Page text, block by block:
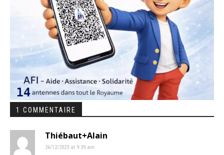
1 COMMENTAIRE
Thiébaut+Alain
26/12/2023 at 9:39 am